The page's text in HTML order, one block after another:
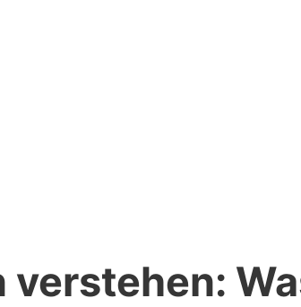
verstehen: